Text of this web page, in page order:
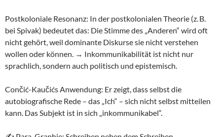
Postkoloniale Resonanz: In der postkolonialen Theorie (z. B.
bei Spivak) bedeutet das: Die Stimme des „Anderen“ wird oft
nicht gehört, weil dominante Diskurse sie nicht verstehen
wollen oder können. → Inkommunikabilität ist nicht nur
sprachlich, sondern auch politisch und epistemisch.
Cončić-Kaučićs Anwendung: Er zeigt, dass selbst die
autobiografische Rede – das „Ich“ – sich nicht selbst mitteilen
kann. Das Subjekt ist in sich „inkommunikabel“.